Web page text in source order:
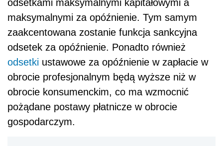
odsetkami maksymalnymi kapitałowymi a
maksymalnymi za opóźnienie. Tym samym
zaakcentowana zostanie funkcja sankcyjna
odsetek za opóźnienie. Ponadto również
odsetki ustawowe za opóźnienie w zapłacie w
obrocie profesjonalnym będą wyższe niż w
obrocie konsumenckim, co ma wzmocnić
pożądane postawy płatnicze w obrocie
gospodarczym.